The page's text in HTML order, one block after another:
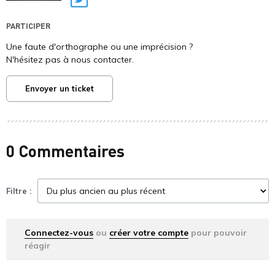
Twitter
PARTICIPER
Une faute d'orthographe ou une imprécision ?
N'hésitez pas à nous contacter.
Envoyer un ticket
0 Commentaires
Filtre :
Connectez-vous ou créer votre compte pour pouvoir
réagir